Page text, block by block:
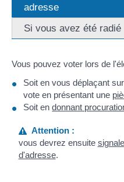
adresse
Si vous avez été radié
Vous pouvez voter lors de
Soit en vous déplaçant
vote en présentant une
Soit endonnant
Attention :
vous devrez ensuite
d'adresse.